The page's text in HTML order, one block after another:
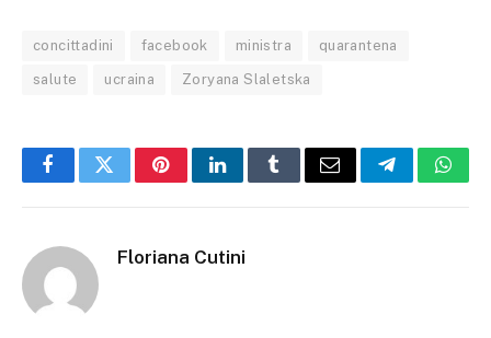
concittadini facebook ministra quarantena
salute ucraina Zoryana Slaletska
FacebookTwitterPinterestLinkedInTumblrEmail Telegram
Floriana Cutini